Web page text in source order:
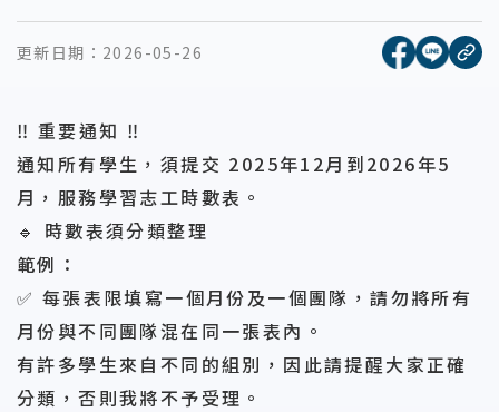
更新日期： 2026-05-26 [另開新
[另開
複
‼️ 重要通知 ‼️
通知所有學生，須提交 2025年12月到2026年5
月，服務學習志工時數表。
🔹 時數表須分類整理
範例：
✅ 每張表限填寫一個月份及一個團隊，請勿將所有
月份與不同團隊混在同一張表內。
有許多學生來自不同的組別，因此請提醒大家正確
分類，否則我將不予受理。